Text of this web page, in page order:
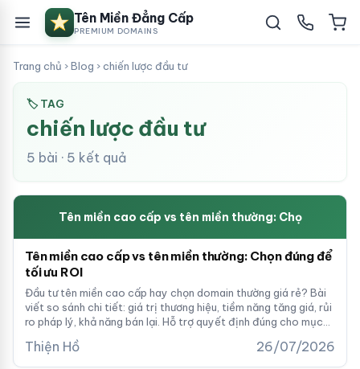
Tên Miền Đẳng Cấp
PREMIUM DOMAINS
Trang chủ ›Blog ›chiến lược đầu tư
🏷 TAG
chiến lược đầu tư
5 bài · 5 kết quả
Tên miền cao cấp vs tên miền thường: Chọ
Tên miền cao cấp vs tên miền thường: Chọn đúng để
tối ưu ROI
Đầu tư tên miền cao cấp hay chọn domain thường giá rẻ? Bài
viết so sánh chi tiết: giá trị thương hiệu, tiềm năng tăng giá, rủi
ro pháp lý, khả năng bán lại. Hỗ trợ quyết định đúng cho mục
Thiện Hồ 26/07/2026